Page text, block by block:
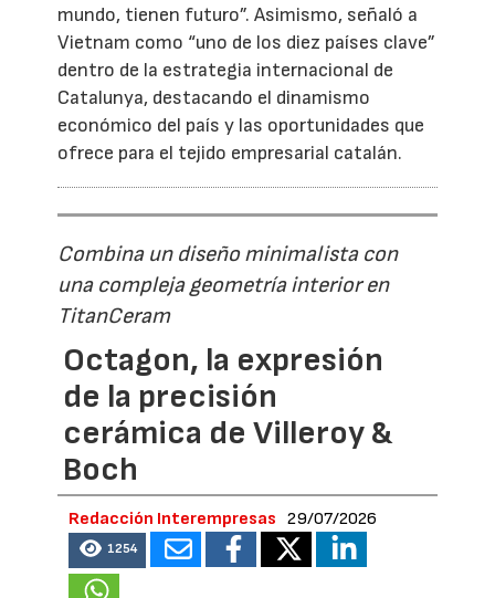
mundo, tienen futuro”. Asimismo, señaló a
Vietnam como “uno de los diez países clave”
dentro de la estrategia internacional de
Catalunya, destacando el dinamismo
económico del país y las oportunidades que
ofrece para el tejido empresarial catalán.
Combina un diseño minimalista con
una compleja geometría interior en
TitanCeram
Octagon, la expresión
de la precisión
cerámica de Villeroy &
Boch
Redacción Interempresas 29/07/2026
1254